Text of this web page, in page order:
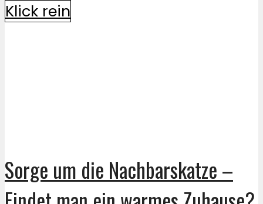
Klick rein
Sorge um die Nachbarskatze –